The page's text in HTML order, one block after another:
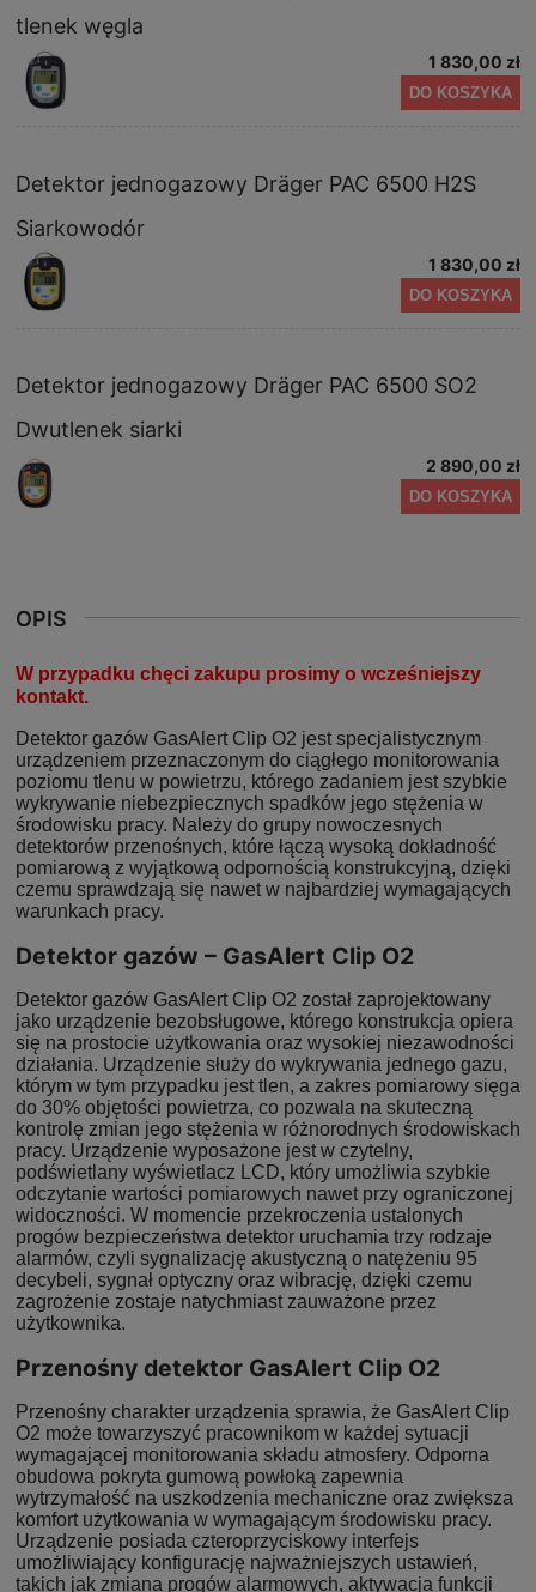
tlenek węgla
1 830,00 zł
DO KOSZYKA
Detektor jednogazowy Dräger PAC 6500 H2S
Siarkowodór
1 830,00 zł
DO KOSZYKA
Detektor jednogazowy Dräger PAC 6500 SO2
Dwutlenek siarki
2 890,00 zł
DO KOSZYKA
OPIS
W przypadku chęci zakupu prosimy o wcześniejszy
kontakt.
Detektor gazów GasAlert Clip O2 jest specjalistycznym
urządzeniem przeznaczonym do ciągłego monitorowania
poziomu tlenu w powietrzu, którego zadaniem jest szybkie
wykrywanie niebezpiecznych spadków jego stężenia w
środowisku pracy. Należy do grupy nowoczesnych
detektorów przenośnych, które łączą wysoką dokładność
pomiarową z wyjątkową odpornością konstrukcyjną, dzięki
czemu sprawdzają się nawet w najbardziej wymagających
warunkach pracy.
Detektor gazów – GasAlert Clip O2
Detektor gazów GasAlert Clip O2 został zaprojektowany
jako urządzenie bezobsługowe, którego konstrukcja opiera
się na prostocie użytkowania oraz wysokiej niezawodności
działania. Urządzenie służy do wykrywania jednego gazu,
którym w tym przypadku jest tlen, a zakres pomiarowy sięga
do 30% objętości powietrza, co pozwala na skuteczną
kontrolę zmian jego stężenia w różnorodnych środowiskach
pracy. Urządzenie wyposażone jest w czytelny,
podświetlany wyświetlacz LCD, który umożliwia szybkie
odczytanie wartości pomiarowych nawet przy ograniczonej
widoczności. W momencie przekroczenia ustalonych
progów bezpieczeństwa detektor uruchamia trzy rodzaje
alarmów, czyli sygnalizację akustyczną o natężeniu 95
decybeli, sygnał optyczny oraz wibrację, dzięki czemu
zagrożenie zostaje natychmiast zauważone przez
użytkownika.
Przenośny detektor GasAlert Clip O2
Przenośny charakter urządzenia sprawia, że GasAlert Clip
O2 może towarzyszyć pracownikom w każdej sytuacji
wymagającej monitorowania składu atmosfery. Odporna
obudowa pokryta gumową powłoką zapewnia
wytrzymałość na uszkodzenia mechaniczne oraz zwiększa
komfort użytkowania w wymagającym środowisku pracy.
Urządzenie posiada czteroprzyciskowy interfejs
umożliwiający konfigurację najważniejszych ustawień,
takich jak zmiana progów alarmowych, aktywacja funkcji